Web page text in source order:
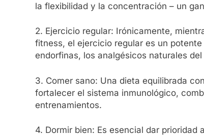
la flexibilidad y la concentración – un
2. Ejercicio regular: Irónicamente,
fitness, el ejercicio regular es un
endorfinas, los analgésicos naturales
3. Comer sano: Una dieta equilibrada
fortalecer el sistema inmunológico,
entrenamientos.
4. Dormir bien: Es esencial dar